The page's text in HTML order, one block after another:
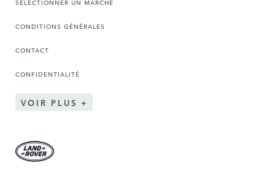
SÉLECTIONNER UN MARCHÉ
CONDITIONS GÉNÉRALES
CONTACT
CONFIDENTIALITÉ
VOIR PLUS